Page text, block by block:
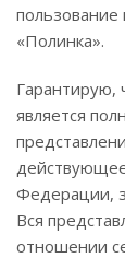
«Полинка».
Гарантирую,
является
Федерации,
Вся
отношении